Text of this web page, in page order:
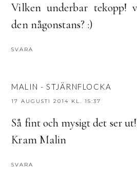
Vilken underbar tekopp!
den någonstans? :)
SVARA
MALIN - STJÄRNFLOCKA
17 AUGUSTI 2014 KL. 15:37
Så fint och mysigt det ser
Kram Malin
SVARA